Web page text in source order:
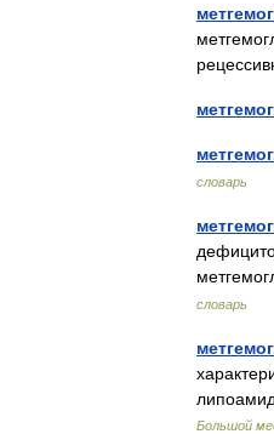
словарь
словарь
Большой